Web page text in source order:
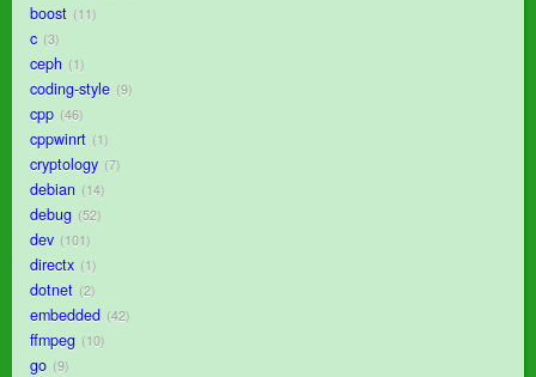
boost 11
c 3
ceph 1
coding-style 9
cpp 46
cppwinrt 1
cryptology 7
debian 14
debug 52
dev 101
directx 1
dotnet 2
embedded 42
ffmpeg 10
go 9